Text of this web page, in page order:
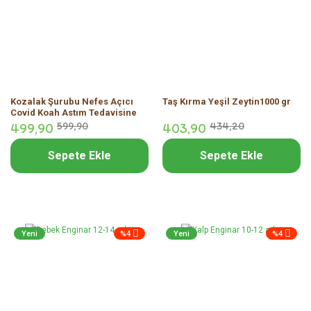
Kozalak Şurubu Nefes Açıcı
Covid Koah Astım Tedavisine
Yardımcı Doğal Şurup 450 ml
499,90 599,90
Sepete Ekle
Taş Kırma Yeşil Zeytin1000 gr
403,90 434,20
Sepete Ekle
%4
Yeni %4
Yeni